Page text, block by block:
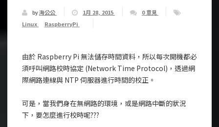
by海公公 1月 28, 2015
0 意見
Linux
RaspberryPi
由於 Raspberry Pi 無法儲存時間資料，所以每次開機都必
須呼叫網路校時協定 (Network Time Protocol)，透過網
際網路連線與 NTP 伺服器進行時間的校正。
可是，當我們身在無網路的環境，或是網路中斷的狀況
下，要怎麼進行校時呢???